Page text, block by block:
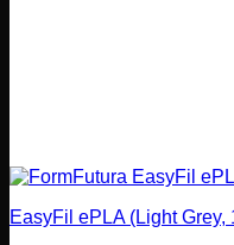
EasyFil ePLA (Light Grey,